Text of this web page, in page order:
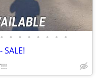
• • • • • • • •